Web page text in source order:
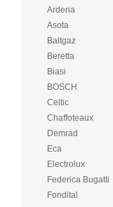
Arderia
Asota
Baltgaz
Beretta
Biasi
BOSCH
Celtic
Chaffoteaux
Demrad
Eca
Electrolux
Federica Bugatti
Fondital